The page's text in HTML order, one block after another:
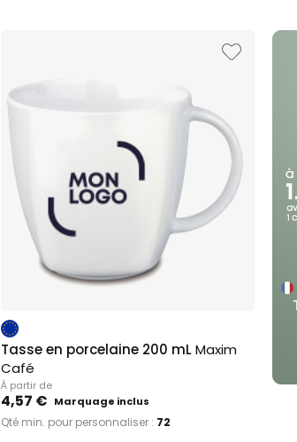
Tasse en porcelaine 200 mLMaxim
Café
À partir de
4,57 € Marquage inclus
Qté min. pour personnaliser : 72